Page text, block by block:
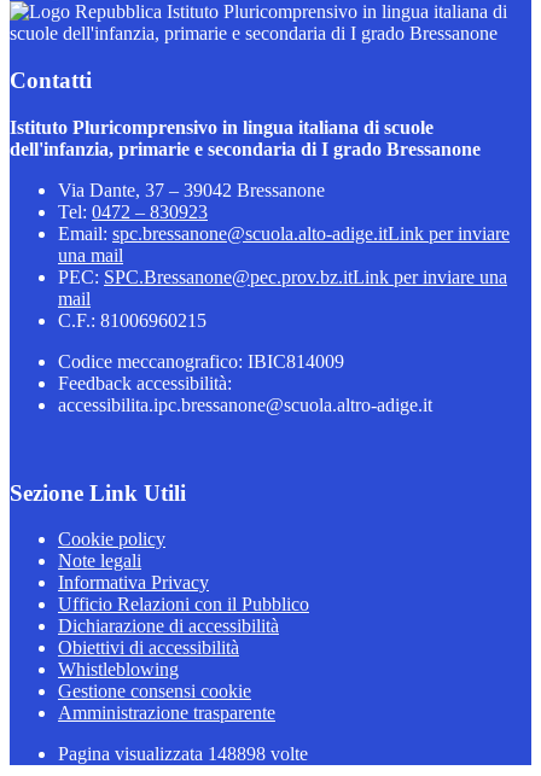
Istituto Pluricomprensivo in lingua italiana di
scuole dell'infanzia, primarie e secondaria di I grado Bressanone
Contatti
Istituto Pluricomprensivo in lingua italiana di scuole
dell'infanzia, primarie e secondaria di I grado Bressanone
Via Dante, 37 – 39042 Bressanone
Tel: 0472 – 830923
Email: spc.bressanone@scuola.alto-adige.itLink per inviare
una mail
PEC: SPC.Bressanone@pec.prov.bz.itLink per inviare una
mail
C.F.: 81006960215
Codice meccanografico: IBIC814009
Feedback accessibilità:
accessibilita.ipc.bressanone@scuola.altro-adige.it
Sezione Link Utili
Cookie policy
Note legali
Informativa Privacy
Ufficio Relazioni con il Pubblico
Dichiarazione di accessibilità
Obiettivi di accessibilità
Whistleblowing
Gestione consensi cookie
Amministrazione trasparente
Pagina visualizzata 148898 volte